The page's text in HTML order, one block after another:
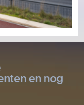
en nog